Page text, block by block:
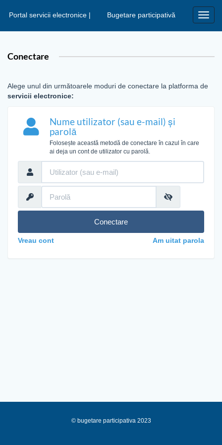
Portal servicii electronice | Bugetare participativă
Conectare
Alege unul din următoarele moduri de conectare la platforma de
servicii electronice:
Nume utilizator (sau e-mail) și
parolă
Folosește această metodă de conectare în cazul în care
ai deja un cont de utilizator cu parolă.
Conectare
Vreau cont Am uitat parola
© bugetare participativa 2023